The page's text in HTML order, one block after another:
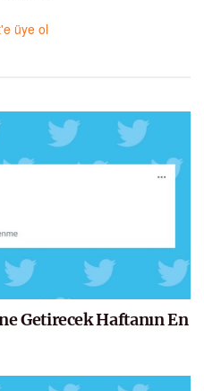
üye ol
Getirecek Haftanın En